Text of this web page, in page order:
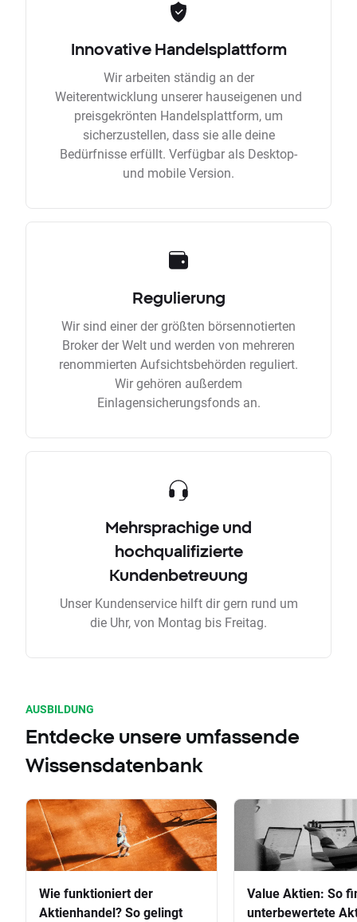
Innovative Handelsplattform
Wir arbeiten ständig an der
Weiterentwicklung unserer hauseigenen und
preisgekrönten Handelsplattform, um
sicherzustellen, dass sie alle deine
Bedürfnisse erfüllt. Verfügbar als Desktop-
und mobile Version.
Regulierung
Wir sind einer der größten börsennotierten
Broker der Welt und werden von mehreren
renommierten Aufsichtsbehörden reguliert.
Wir gehören außerdem
Einlagensicherungsfonds an.
Mehrsprachige und
hochqualifizierte
Kundenbetreuung
Unser Kundenservice hilft dir gern rund um
die Uhr, von Montag bis Freitag.
AUSBILDUNG
Entdecke unsere umfassende
Wissensdatenbank
Wie funktioniert der
Aktienhandel? So gelingt
Value Aktien: So
unterbewertete